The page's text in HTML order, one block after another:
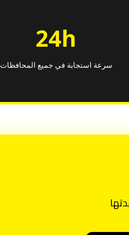
24h
سرعة استجابة في جميع المحافظات